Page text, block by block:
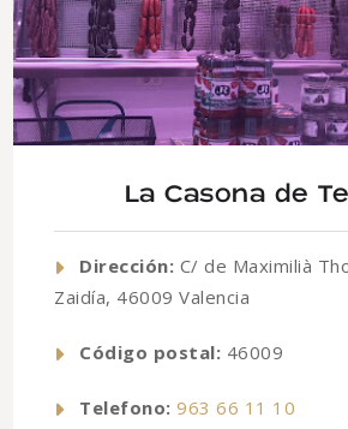
La Casona de
Dirección: C/ de Maximilià
Zaidía, 46009 Valencia
Código postal: 46009
Telefono: 963 66 11 10